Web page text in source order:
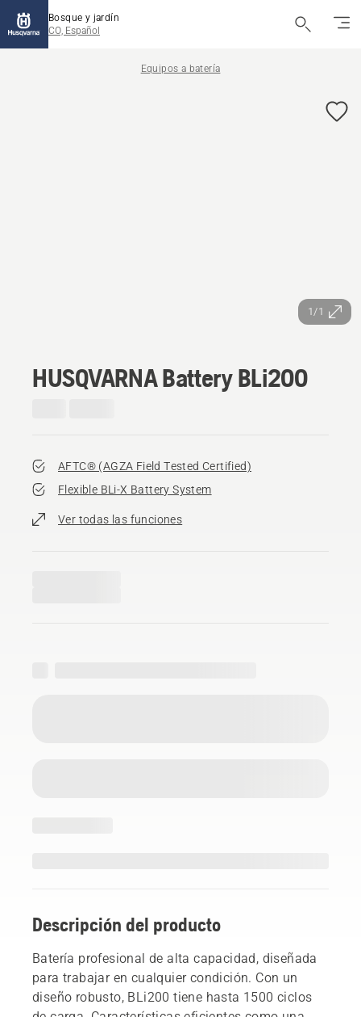
Bosque y jardín
CO, Español
Equipos a batería
1/1
HUSQVARNA Battery BLi200
AFTC® (AGZA Field Tested Certified)​
Flexible BLi-X Battery System
Ver todas las funciones
Descripción del producto
Batería profesional de alta capacidad, diseñada
para trabajar en cualquier condición. Con un
diseño robusto, BLi200 tiene hasta 1500 ciclos